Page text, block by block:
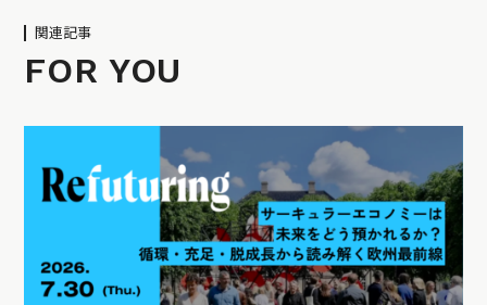
関連記事
FOR YOU